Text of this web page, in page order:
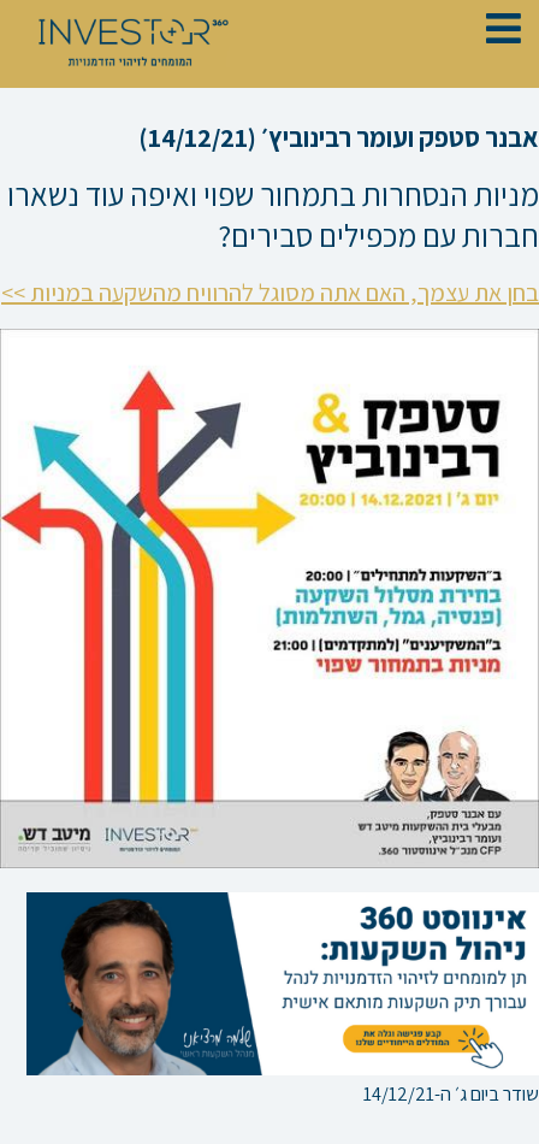
דילוג
אבנר סטפק ועומר רבינוביץ׳ (14/12/21)
מניות הנסחרות בתמחור שפוי ואיפה עוד נשארו
חברות עם מכפילים סבירים?
בחן את עצמך, האם אתה מסוגל להרוויח מהשקעה במניות >>
שודר ביום ג׳ ה-14/12/21